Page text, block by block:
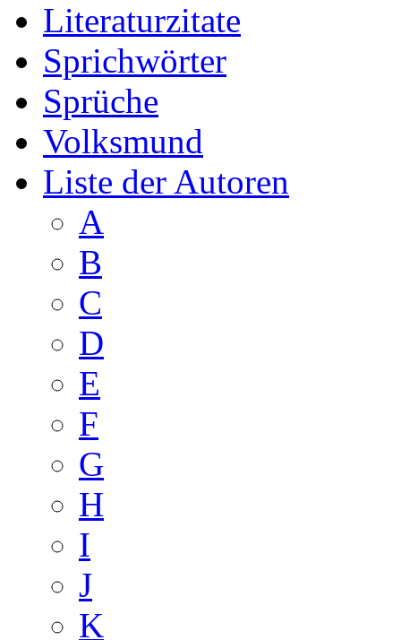
Literaturzitate
Sprichwörter
Sprüche
Volksmund
Liste der Autoren
A
B
C
D
E
F
G
H
I
J
K